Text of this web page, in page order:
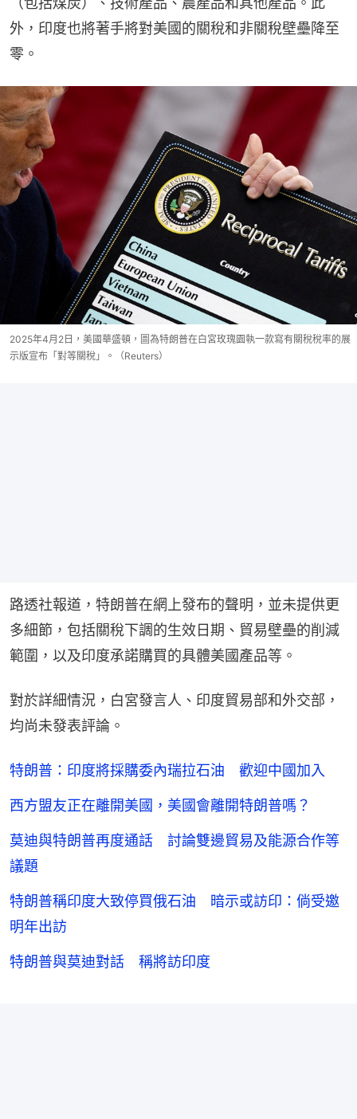
外，印度也將著手將對美國的關稅和非關稅壁壘降至
零。
2025年4月2日，美國華盛頓，圖為特朗普在白宮玫瑰園執一款寫有關稅稅率的展
示版宣布「對等關稅」。（Reuters）
路透社報道，特朗普在網上發布的聲明，並未提供更
多細節，包括關稅下調的生效日期、貿易壁壘的削減
範圍，以及印度承諾購買的具體美國產品等。
對於詳細情況，白宮發言人、印度貿易部和外交部，
均尚未發表評論。
特朗普：印度將採購委內瑞拉石油 歡迎中國加入
西方盟友正在離開美國，美國會離開特朗普嗎？
莫迪與特朗普再度通話 討論雙邊貿易及能源合作等
議題
特朗普稱印度大致停買俄石油 暗示或訪印：倘受邀
明年出訪
特朗普與莫迪對話 稱將訪印度